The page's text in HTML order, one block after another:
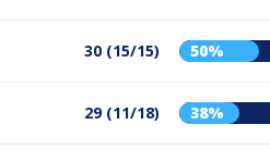
30 (15/15) 50%
29 (11/18) 38%